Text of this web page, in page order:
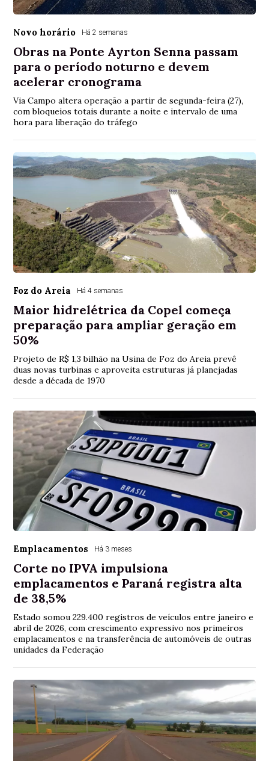
Novo horário Há 2 semanas
Obras na Ponte Ayrton Senna passam
para o período noturno e devem
acelerar cronograma
Via Campo altera operação a partir de segunda-feira (27),
com bloqueios totais durante a noite e intervalo de uma
hora para liberação do tráfego
Foz do Areia Há 4 semanas
Maior hidrelétrica da Copel começa
preparação para ampliar geração em
50%
Projeto de R$ 1,3 bilhão na Usina de Foz do Areia prevê
duas novas turbinas e aproveita estruturas já planejadas
desde a década de 1970
Emplacamentos Há 3 meses
Corte no IPVA impulsiona
emplacamentos e Paraná registra alta
de 38,5%
Estado somou 229.400 registros de veículos entre janeiro e
abril de 2026, com crescimento expressivo nos primeiros
emplacamentos e na transferência de automóveis de outras
unidades da Federação